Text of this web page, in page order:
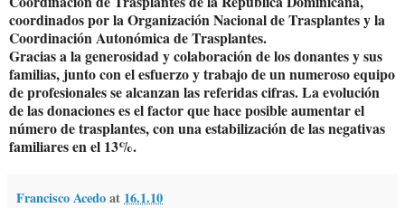
coordinados por la Organización Nacional de Trasplantes y la
Coordinación Autonómica de Trasplantes.
Gracias a la generosidad y colaboración de los donantes y sus
familias, junto con el esfuerzo y trabajo de un numeroso equipo
de profesionales se alcanzan las referidas cifras. La evolución
de las donaciones es el factor que hace posible aumentar el
número de trasplantes, con una estabilización de las negativas
familiares en el 13%.
Francisco Acedoat 16.1.10